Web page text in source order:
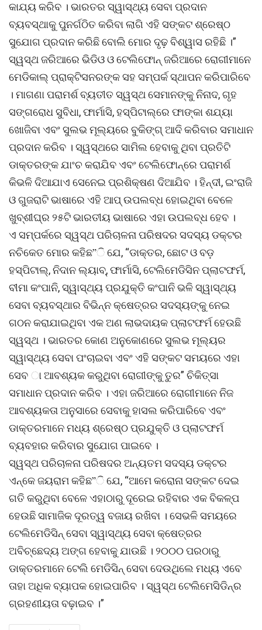
କାଯ୍ୟ କରିବ । ଭାରତର ସ୍ୱାସ୍ଥ୍ୟ ସେବା ପ୍ରଦାନ
ବ୍ୟବସ୍ଥାକୁ ପୁନର୍ଗଠିତ କରିବା ଲାଗି ଏହି ସଙ୍କଟ ଶ୍ରେଷ୍ଠ
ସୁଯୋଗ ପ୍ରଦାନ କରିଛି ବୋଲି ମୋର ଦୃଢ଼ ବିଶ୍ୱାସ ରହିଛି ।”
ସ୍ୱସ୍ଥ ଜରିଆରେ ଭିଡିଓ ଓ ଟେଲିଫୋନ୍ ଜରିଆରେ ରୋଗୀମାନେ
ମେଡିକାଲ୍ ପ୍ରାକ୍ଟିସନରଙ୍କ ସହ ସମ୍ପର୍କ ସ୍ଥାପନ କରିପାରିବେ
। ମାଗଣା ପରାମର୍ଶ ବ୍ୟତୀତ ସ୍ୱସ୍ଥ ସେମାନଙ୍କୁ ନିନାଦ, ଗୃହ
ସଙ୍ଗରୋଧ ସୁବିଧା, ଫାର୍ମାସି, ହସ୍ପିଟାଲ୍ରେ ଫାଙ୍କା ଶଯ୍ୟା
ଖୋଜିବା ଏବଂ ସୁଲଭ ମୂଲ୍ୟରେ ବୁକିଙ୍ଗ୍ ଆଦି କରିବାର ସମାଧାନ
ପ୍ରଦାନ କରିବ । ସ୍ୱସ୍ଥରେ ସାମିଲ ହେବାକୁ ଥିବା ପ୍ରତିଟି
ଡାକ୍ତରଙ୍କ ଯାଂଚ କରାଯିବ ଏବଂ ଟେଲିଫୋନ୍ରେ ପରାମର୍ଶ
କିଭଳି ଦିଆଯାଏ ସେନେଇ ପ୍ରଶିକ୍ଷଣ ଦିଆଯିବ । ହିନ୍ଦୀ, ଇଂରାଜି
ଓ ଗୁଜରାଟି ଭାଷାରେ ଏହି ଆପ୍ ଉପଲବ୍ଧ ହୋଇଥିବା ବେଳେ
ଖୁବ୍ଶୀଘ୍ର ୨୫ଟି ଭାରତୀୟ ଭାଷାରେ ଏହା ଉପଲବ୍ଧ ହେବ ।
ଏ ସମ୍ପର୍କରେ ସ୍ୱସ୍ଥ ପରିଚାଳନା ପରିଷଦର ସଦସ୍ୟ ଡକ୍ଟର
ନଚିକେତ ମୋର କହିଛ”ି ଯେ, “ଡାକ୍ତର, ଛୋଟ ଓ ବଡ଼
ହସ୍ପିଟାଲ୍, ନିଦାନ ଲ୍ୟାବ୍, ଫାର୍ମାସି, ଟେଲିମେଡିସିନ ପ୍ଲାଟଫର୍ମ,
ବୀମା କଂପାନି, ସ୍ୱାସ୍ଥ୍ୟ ପ୍ରଯୁକ୍ତି କଂପାନି ଭଳି ସ୍ୱାସ୍ଥ୍ୟ
ସେବା ବ୍ୟବସ୍ଥାର ବିଭିନ୍ନ କ୍ଷେତ୍ରର ସଦସ୍ୟଙ୍କୁ ନେଇ
ଗଠନ କରାଯାଇଥିବା ଏକ ଅଣ ଲାଭଦାୟକ ପ୍ଲାଟଫର୍ମ ହେଉଛି
ସ୍ୱସ୍ଥ । ଭାରତର କୋଣ ଅନୁକୋଣରେ ସୁଲଭ ମୂଲ୍ୟର
ସ୍ୱାସ୍ଥ୍ୟ ସେବା ପଂଚାଇବା ଏବଂ ଏହି ସଙ୍କଟ ସମୟରେ ଏହା
ସେବ ା ଆବଶ୍ୟକ କରୁଥିବା ରୋଗୀଙ୍କୁ ତୁର” ଚିକିତ୍ସା
ସମାଧାନ ପ୍ରଦାନ କରିବ । ଏହା ଜରିଆରେ ରୋଗୀମାନେ ନିଜ
ଆବଶ୍ୟକତା ଅନୁସାରେ ସେବାକୁ ହାସଲ କରିପାରିବେ ଏବଂ
ଡାକ୍ତରମାନେ ମଧ୍ୟ ଶ୍ରେଷ୍ଠ ପ୍ରଯୁକ୍ତି ଓ ପ୍ଲାଟଫର୍ମ
ବ୍ୟବହାର କରିବାର ସୁଯୋଗ ପାଇବେ ।
ସ୍ୱସ୍ଥ ପରିଚାଳନା ପରିଷଦର ଅନ୍ୟତମ ସଦସ୍ୟ ଡକ୍ଟର
ଏନ୍କେ ଜୟରାମ କହିଛ”ି ଯେ, “ଆମେ କରୋନା ସଙ୍କଟ ଦେଇ
ଗତି କରୁଥିବା ବେଳେ ଏହାଠାରୁ ଦୂରେଇ ରହିବାର ଏକ ବିକଳ୍ପ
ହେଉଛି ସାମାଜିକ ଦୂରତ୍ୱ ବଜାୟ ରଖିବା । ସେଭଳି ସମୟରେ
ଟେଲିମେଡିସିନ୍ ସେବା ସ୍ୱାସ୍ଥ୍ୟ ସେବା କ୍ଷେତ୍ରର
ଅବିଚ୍ଛେଦ୍ୟ ଅଙ୍ଗ ହେବାକୁ ଯାଉଛି । ୨୦୦୦ ପରଠାରୁ
ଡାକ୍ତରମାନେ ଟେଲି ମେଡିସିନ୍ ସେବା ଦେଉଥିଲେ ମଧ୍ୟ ଏବେ
ତାହା ଅଧିକ ବ୍ୟାପକ ହୋଇପାରିବ । ସ୍ୱସ୍ଥ ଟେଲିମେସିଡିନ୍ର
ଗ୍ରହଣୀୟତା ବଢ଼ାଇବ ।”